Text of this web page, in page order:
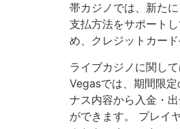
帯カジノでは、新た
支払方法をサポート
め、クレジットカー
ライブカジノに関し
Vegasでは、期間限
ナス内容から入金・
ができます。 プレイ